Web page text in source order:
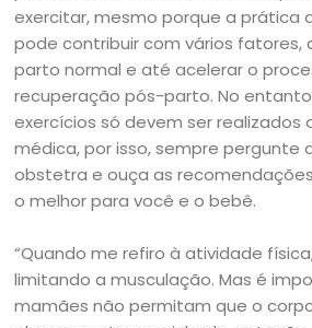
exercitar, mesmo porque a prática
pode contribuir com vários fatores,
parto normal e até acelerar o
recuperação pós-parto. No
exercícios só devem ser realizados
médica, por isso, sempre pergunte
obstetra e ouça as
o melhor para você e o bebê.
“Quando me refiro à atividade
limitando a musculação. Mas é
mamães não permitam que o